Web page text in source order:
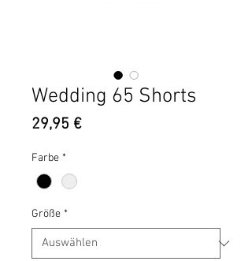
Wedding 65 Shorts
29,95 €Preis
Farbe *
Größe *